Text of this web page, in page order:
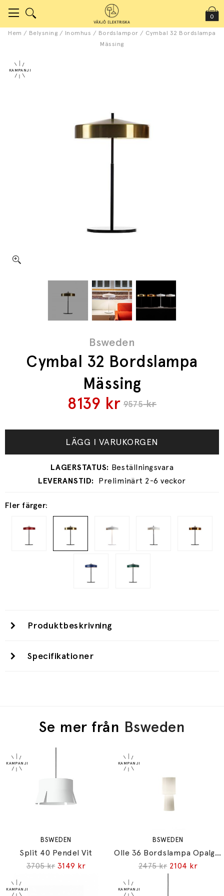
0
Hem / Belysning / Inomhus / Bordslampor / Cymbal 32 Bordslampa
Mässing
Bsweden
Cymbal 32 Bordslampa
Mässing
9575kr
8139 kr
Fler färger:
LÄGG I VARUKORGEN
Preliminärt 2-6 veckor
Produktbeskrivning
Specifikationer
Se mer från Bsweden
BSWEDEN
Split 40 Pendel Vit
3705 kr 3149 kr
BSWEDEN
Olle 36 Bordslampa Opalglas
2475 kr 2104 kr